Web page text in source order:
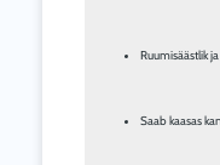
Ruumisäästlik
Saab kaasas